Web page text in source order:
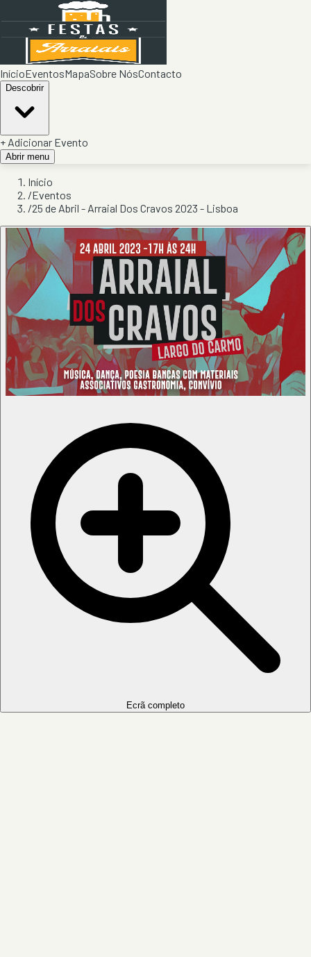
InícioEventosMapaSobre NósContacto
Descobrir
+ Adicionar Evento
Abrir menu
Início
/Eventos
/25 de Abril - Arraial Dos Cravos 2023 - Lisboa
Ecrã completo